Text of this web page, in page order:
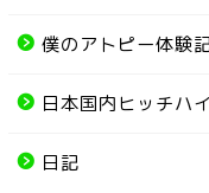
僕のアトピー体験
日本国内ヒッチハ
日記